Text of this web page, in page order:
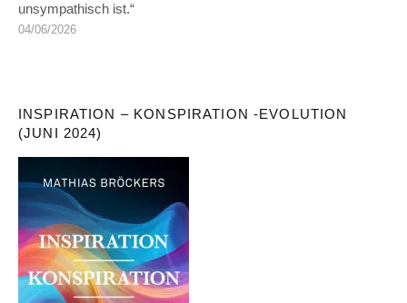
unsympathisch ist.“
04/06/2026
INSPIRATION – KONSPIRATION -EVOLUTION
(JUNI 2024)